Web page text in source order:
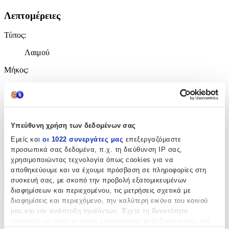
Υπεύθυνη χρήση των δεδομένων σας
Εμείς και οι 1022 συνεργάτες μας επεξεργαζόμαστε
προσωπικά σας δεδομένα, π.χ. τη διεύθυνση IP σας,
χρησιμοποιώντας τεχνολογία όπως cookies για να
αποθηκεύουμε και να έχουμε πρόσβαση σε πληροφορίες στη
συσκευή σας, με σκοπό την προβολή εξατομικευμένων
διαφημίσεων και περιεχομένου, τις μετρήσεις σχετικά με
διαφημίσεις και περιεχόμενο, την καλύτερη εικόνα του κοινού
μας και την ανάπτυξη προϊόντων. Έχετε τη δυνατότητα
Λεπτομέρειες
Τύπος:
Λαιμού
Μήκος:
cm
mm
Χαρακτηριστικά
+
Χαρακτηριστικά